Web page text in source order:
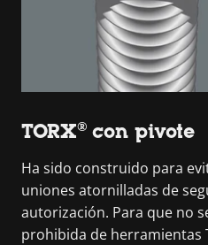
TORX® con pivote
Ha sido construido para
uniones atornilladas de
autorización. Para que no
prohibida de herramientas